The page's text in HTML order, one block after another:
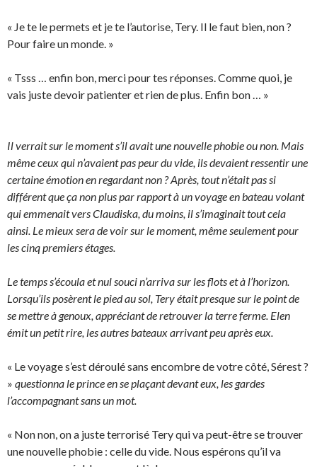
« Je te le permets et je te l’autorise, Tery. Il le faut bien, non ?
Pour faire un monde. »
« Tsss … enfin bon, merci pour tes réponses. Comme quoi, je
vais juste devoir patienter et rien de plus. Enfin bon … »
Il verrait sur le moment s’il avait une nouvelle phobie ou non. Mais
même ceux qui n’avaient pas peur du vide, ils devaient ressentir une
certaine émotion en regardant non ? Après, tout n’était pas si
différent que ça non plus par rapport à un voyage en bateau volant
qui emmenait vers Claudiska, du moins, il s’imaginait tout cela
ainsi. Le mieux sera de voir sur le moment, même seulement pour
les cinq premiers étages.
Le temps s’écoula et nul souci n’arriva sur les flots et à l’horizon.
Lorsqu’ils posèrent le pied au sol, Tery était presque sur le point de
se mettre à genoux, appréciant de retrouver la terre ferme. Elen
émit un petit rire, les autres bateaux arrivant peu après eux.
« Le voyage s’est déroulé sans encombre de votre côté, Sérest ?
» questionna le prince en se plaçant devant eux, les gardes
l’accompagnant sans un mot.
« Non non, on a juste terrorisé Tery qui va peut-être se trouver
une nouvelle phobie : celle du vide. Nous espérons qu’il va